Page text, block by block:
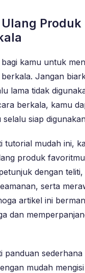
kamu untuk
Jangan
lama tidak
berkala, kamu
siap
tutorial mudah ini,
produk
dengan teliti,
serta
artikel ini
dan
panduan
mudah